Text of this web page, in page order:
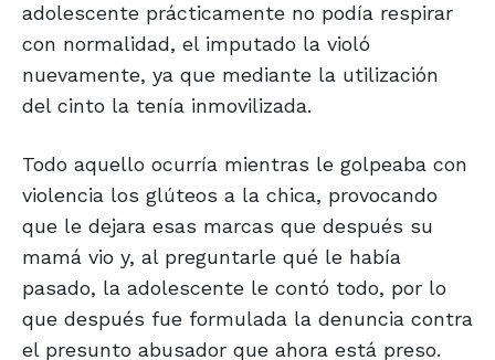
adolescente prácticamente no podía respirar
con normalidad, el imputado la violó
nuevamente, ya que mediante la utilización
del cinto la tenía inmovilizada.
Todo aquello ocurría mientras le golpeaba con
violencia los glúteos a la chica, provocando
que le dejara esas marcas que después su
mamá vio y, al preguntarle qué le había
pasado, la adolescente le contó todo, por lo
que después fue formulada la denuncia contra
el presunto abusador que ahora está preso.